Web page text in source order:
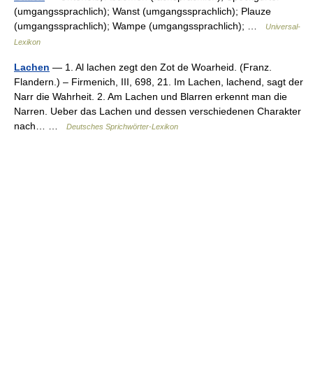
(umgangssprachlich); Wanst (umgangssprachlich); Plauze
(umgangssprachlich); Wampe (umgangssprachlich); …
Universal-
Lexikon
Lachen — 1. Al lachen zegt den Zot de Woarheid. (Franz.
Flandern.) – Firmenich, III, 698, 21. Im Lachen, lachend, sagt der
Narr die Wahrheit. 2. Am Lachen und Blarren erkennt man die
Narren. Ueber das Lachen und dessen verschiedenen Charakter
nach… …
Deutsches Sprichwörter-Lexikon